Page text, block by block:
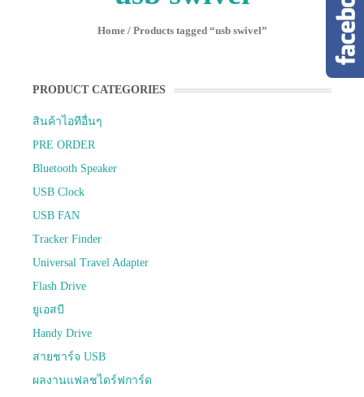
Home/ Products tagged “usb swivel”
PRODUCT CATEGORIES
สินค้าไอทีอื่นๆ
PRE ORDER
Bluetooth Speaker
USB Clock
USB FAN
Tracker Finder
Universal Travel Adapter
Flash Drive
ยูเอสบี
Handy Drive
สายชาร์จ USB
ผลงานแฟลชไดร์ฟการ์ด